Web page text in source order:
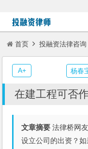
首页 投融资法律咨询
在建工程可否
文章摘要 法律桥网
设立公司的出资？
杨春
A+